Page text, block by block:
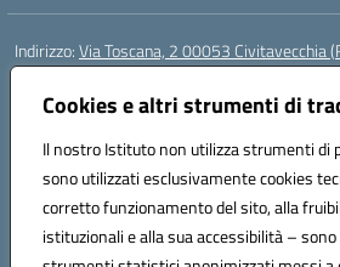
Cookies e altri strumenti di
Il nostro Istituto non utilizza strumenti di
sono utilizzati esclusivamente cookies
corretto funzionamento del sito, alla
istituzionali e alla sua accessibilità –
Indirizzo:Via Toscana, 2 00053 Civitavecchia
Centralino:
Posta elettronica certificata (PEC):
Codice fiscale: 91038380589
Codice meccanografico:RMIC8B900G
Codice Indice delle Pubbliche Amministrazioni
Codice unico di fatturazione (CUF): UFP4NO